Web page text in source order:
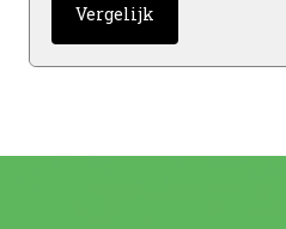
Vergelijk